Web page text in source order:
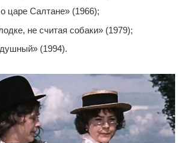
царе Салтане» (1966);
не считая собаки» (1979);
(1994).